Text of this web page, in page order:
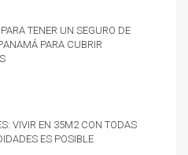
tener un Seguro de
para cubrir
vivir en 35m2 con todas
es posible